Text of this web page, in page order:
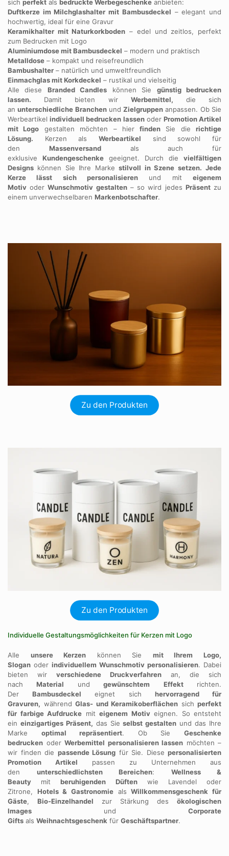
sich perfekt als bedruckte Werbegeschenke anbieten:
Duftkerze im Milchglashalter mit Bambusdeckel – elegant und
hochwertig, ideal für eine Gravur
Keramikhalter mit Naturkorkboden – edel und zeitlos, perfekt
zum Bedrucken mit Logo
Aluminiumdose mit Bambusdeckel – modern und praktisch
Metalldose – kompakt und reisefreundlich
Bambushalter – natürlich und umweltfreundlich
Einmachglas mit Korkdeckel – rustikal und vielseitig
Alle diese Branded Candles können Sie günstig bedrucken
lassen. Damit bieten wir Werbemittel, die sich
anunterschiedliche BranchenundZielgruppen anpassen. Ob Sie
Werbeartikelindividuell bedrucken lassenoder Promotion Artikel
mit Logo gestalten möchten – hier findenSie dierichtige
Lösung. Kerzen als Werbeartikel sind sowohl für
den Massenversandals auch für
exklusive Kundengeschenke geeignet. Durch die vielfältigen
Designs können Sie Ihre Markestilvoll in Szene setzen. Jede
Kerze lässt sich personalisieren und mit eigenem
Motiv oderWunschmotiv gestalten– so wird jedes Präsentzu
einem unverwechselbaren Markenbotschafter.
Zu den Produkten
Zu den Produkten
Individuelle Gestaltungsmöglichkeiten für Kerzen mit Logo
Alle unsere Kerzen können Sie mit Ihrem Logo,
Slogan oder individuellem Wunschmotiv personalisieren. Dabei
bieten wir verschiedene Druckverfahren an, die sich
nachMaterial undgewünschtem Effektrichten.
DerBambusdeckel eignet sich hervorragend für
Gravuren, während Glas- und Keramikoberflächen sich perfekt
für farbige Aufdrucke mit eigenem Motiveignen. So entsteht
ein einzigartiges Präsent, das Sieselbst gestalten und das Ihre
Marke optimal repräsentiert. Ob SieGeschenke
bedrucken oder Werbemittel personalisieren lassen möchten –
wir finden die passende Lösung für Sie. Diese personalisierten
Promotion Artikel passen zu Unternehmen aus
den unterschiedlichsten Bereichen: Wellness &
Beauty mitberuhigenden Düftenwie Lavendel oder
Zitrone, Hotels & Gastronomie alsWillkommensgeschenk für
Gäste, Bio-Einzelhandel zur Stärkung des ökologischen
Images und Corporate
Gifts als Weihnachtsgeschenk für Geschäftspartner.